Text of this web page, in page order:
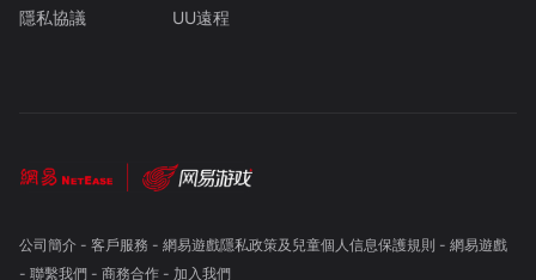
隱私協議 UU遠程
公司簡介- 客戶服務 - 網易遊戲隱私政策及兒童個人信息保護規則 - 網易遊戲
- 聯繫我們- 商務合作- 加入我們